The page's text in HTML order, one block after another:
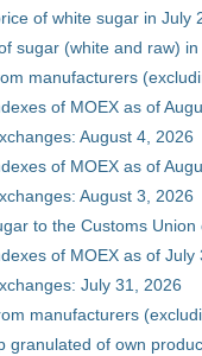
of white sugar in July
sugar (white and raw)
manufacturers
of MOEX as of
August 4, 2026
of MOEX as of
August 3, 2026
to the Customs
of MOEX as of July
July 31, 2026
manufacturers
granulated of own